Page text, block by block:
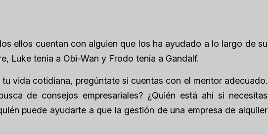
ellos cuentan con alguien que los ha ayudado a lo largo de su
Luke tenía a Obi-Wan y Frodo tenía a Gandalf.
vida cotidiana, pregúntate si cuentas con el mentor adecuado.
de consejos empresariales? ¿Quién está ahí si necesitas
puede ayudarte a que la gestión de una empresa de alquiler